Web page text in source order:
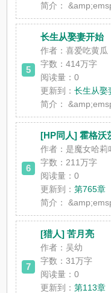
简介：
5
长生从娶妻开始
作者：喜爱吃黄瓜
字数：414万字
阅读量：0
更新到：长生从娶
简介：
6
[HP同人] 霍格沃
作者：是魔女哈莉
字数：211万字
阅读量：0
更新到：第765章
简介：
7
[猎人] 苦月亮
作者：吴幼
字数：31万字
阅读量：0
更新到：第113章